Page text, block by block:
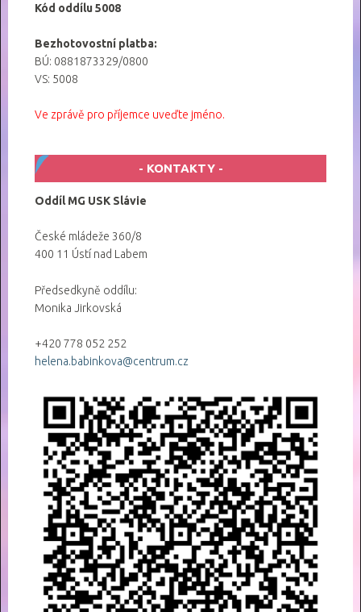
Kód oddílu 5008
Bezhotovostní platba:
BÚ: 0881873329/0800
VS: 5008
Ve zprávě pro příjemce uveďte jméno.
KONTAKTY
Oddíl MG USK Slávie
České mládeže 360/8
400 11 Ústí nad Labem
Předsedkyně oddílu:
Monika Jirkovská
+420 778 052 252
helena.babinkova@centrum.cz